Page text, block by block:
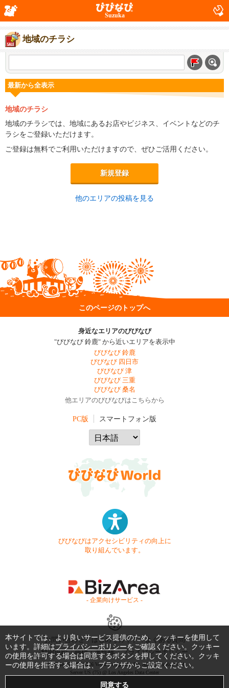
Suzuka
地域のチラシ
最新から全表示
地域のチラシ
地域のチラシでは、地域にあるお店やビジネス、イベントなどのチ
ラシをご登録いただけます。
ご登録は無料でご利用いただけますので、ぜひご活用ください。
新規登録
他のエリアの投稿を見る
このページのトップへ
身近なエリアのびびなび
"びびなび 鈴鹿" から近いエリアを表示中
びびなび 鈴鹿
びびなび 四日市
びびなび 津
びびなび 三重
びびなび 桑名
他エリアのびびなびはこちらから
PC版 スマートフォン版
びびなびはアクセシビリティの向上に
取り組んでいます。
- 企業向けサービス -
お問い合わせ はじめてガイド
よくある質問
利用規約
商標・著作権 プライバシーポリシー
Copyright © 1999-2026 Vivid Navigation, Inc. All Rights Reserved.
Server US (75) @ Los Angeles Data Center
本サイトでは、より良いサービス提供のため、クッキーを使用して
います。詳細はプライバシーポリシーをご確認ください。クッキー
の使用を許可する場合は同意するボタンを押してください。クッキ
ーの使用を拒否する場合は、ブラウザからご設定ください。